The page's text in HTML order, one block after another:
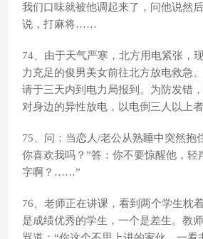
我们口味就被他调起来了，问他说然
说，打麻将……
74、由于天气严寒，北方用电紧张，
力充足的俊男美女前往北方放电救急
请于三天内到电力局报到。为防发错
对身边的异性放电，以电倒三人以上者
75、问：当恋人/老公从熟睡中突然抱
你喜欢我吗？”答：你不要惊醒他，轻
字啊？……”
76、老师正在讲课，看到两个学生枕
是成绩优秀的学生，一个是差生。教